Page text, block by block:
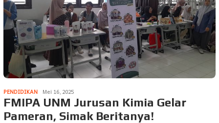
PENDIDIKAN Mei 16, 2025
FMIPA UNM Jurusan Kimia Gelar
Pameran, Simak Beritanya!